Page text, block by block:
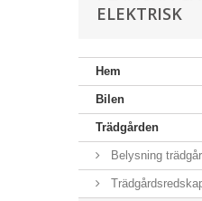
ELEKTRISK
Hem
Bilen
Trädgården
Belysning